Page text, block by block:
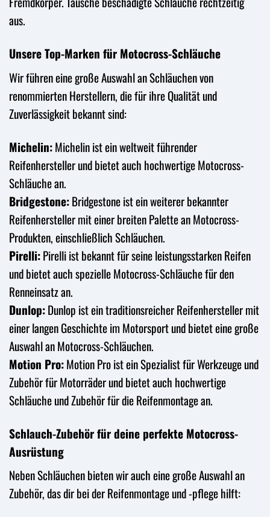
aus.
Unsere Top-Marken für Motocross-Schläuche
Wir führen eine große Auswahl an Schläuchen von
renommierten Herstellern, die für ihre Qualität und
Zuverlässigkeit bekannt sind:
Michelin:Michelin ist ein weltweit führender
Reifenhersteller und bietet auch hochwertige Motocross-
Schläuche an.
Bridgestone:Bridgestone ist ein weiterer bekannter
Reifenhersteller mit einer breiten Palette an Motocross-
Produkten, einschließlich Schläuchen.
Pirelli:Pirelli ist bekannt für seine leistungsstarken Reifen
und bietet auch spezielle Motocross-Schläuche für den
Renneinsatz an.
Dunlop:Dunlop ist ein traditionsreicher Reifenhersteller mit
einer langen Geschichte im Motorsport und bietet eine große
Auswahl an Motocross-Schläuchen.
Motion Pro:Motion Pro ist ein Spezialist für Werkzeuge und
Zubehör für Motorräder und bietet auch hochwertige
Schläuche und Zubehör für die Reifenmontage an.
Schlauch-Zubehör für deine perfekte Motocross-
Ausrüstung
Neben Schläuchen bieten wir auch eine große Auswahl an
Zubehör, das dir bei der Reifenmontage und -pflege hilft: